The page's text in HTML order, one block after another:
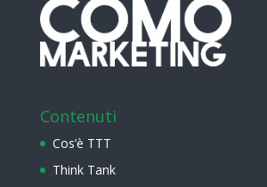
Contenuti
Cos’è TTT
Think Tank